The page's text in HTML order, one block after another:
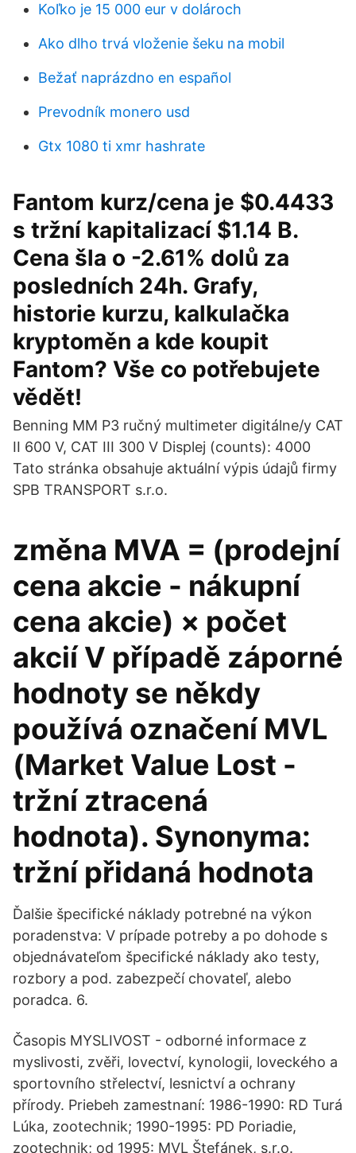
Koľko je 15 000 eur v dolároch
Ako dlho trvá vloženie šeku na mobil
Bežať naprázdno en español
Prevodník monero usd
Gtx 1080 ti xmr hashrate
Fantom kurz/cena je $0.4433
s tržní kapitalizací $1.14 B.
Cena šla o -2.61% dolů za
posledních 24h. Grafy,
historie kurzu, kalkulačka
kryptoměn a kde koupit
Fantom? Vše co potřebujete
vědět!
Benning MM P3 ručný multimeter digitálne/y CAT
II 600 V, CAT III 300 V Displej (counts): 4000
Tato stránka obsahuje aktuální výpis údajů firmy
SPB TRANSPORT s.r.o.
změna MVA = (prodejní
cena akcie - nákupní
cena akcie) × počet
akcií V případě záporné
hodnoty se někdy
používá označení MVL
(Market Value Lost -
tržní ztracená
hodnota). Synonyma:
tržní přidaná hodnota
Ďalšie špecifické náklady potrebné na výkon
poradenstva: V prípade potreby a po dohode s
objednávateľom špecifické náklady ako testy,
rozbory a pod. zabezpečí chovateľ, alebo
poradca. 6.
Časopis MYSLIVOST - odborné informace z
myslivosti, zvěři, lovectví, kynologii, loveckého a
sportovního střelectví, lesnictví a ochrany
přírody. Priebeh zamestnaní: 1986-1990: RD Turá
Lúka, zootechnik; 1990-1995: PD Poriadie,
zootechnik; od 1995: MVL Štefánek, s.r.o.